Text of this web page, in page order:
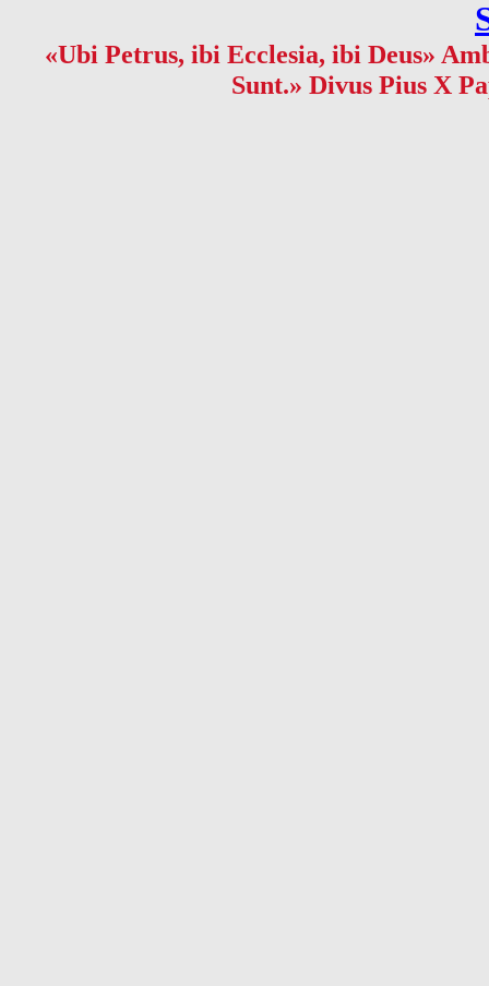
«Ubi Petrus, ibi Ecclesia, ibi Deus»
Sunt.» Divus Pius X